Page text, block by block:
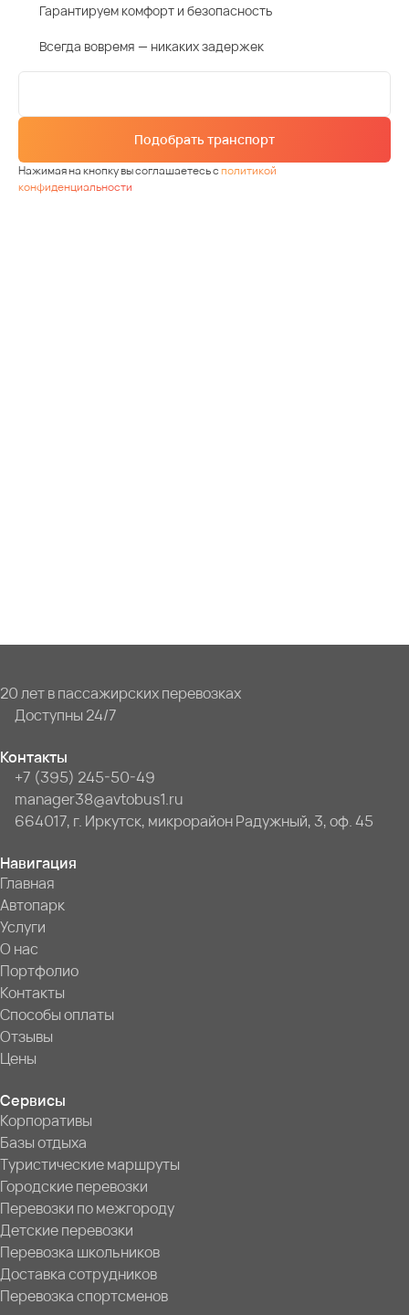
Гарантируем комфорт и безопасность
Всегда вовремя — никаких задержек
Подобрать транспорт
Нажимая на кнопку вы соглашаетесь сполитикой
конфиденциальности
20 лет в пассажирских перевозках
Доступны 24/7
Контакты
+7 (395) 245-50-49
manager38@avtobus1.ru
664017, г. Иркутск, микрорайон Радужный, 3, оф. 45
Навигация
Главная
Автопарк
Услуги
О нас
Портфолио
Контакты
Способы оплаты
Отзывы
Цены
Сервисы
Корпоративы
Базы отдыха
Туристические маршруты
Городские перевозки
Перевозки по межгороду
Детские перевозки
Перевозка школьников
Доставка сотрудников
Перевозка спортсменов